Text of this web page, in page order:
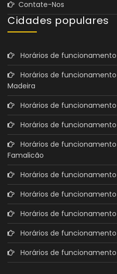
Contate-Nos
Cidades populares
Horários de funcionamento
Horários de
Madeira
Horários de funcionamento
Horários de
Horários de funcionamento
Famalicão
Horários de funcionamento
Horários de
Horários de
Horários de
Horários de